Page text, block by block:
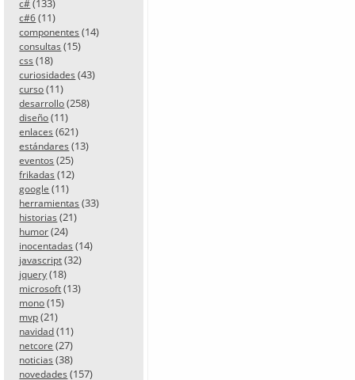
c# (133)
c#6 (11)
componentes (14)
consultas (15)
css (18)
curiosidades (43)
curso (11)
desarrollo (258)
diseño (11)
enlaces (621)
estándares (13)
eventos (25)
frikadas (12)
google (11)
herramientas (33)
historias (21)
humor (24)
inocentadas (14)
javascript (32)
jquery (18)
microsoft (13)
mono (15)
mvp (21)
navidad (11)
netcore (27)
noticias (38)
novedades (157)